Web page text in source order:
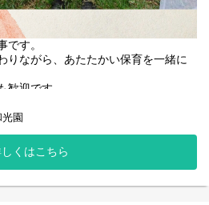
です。
りながら、あたたかい保育を一緒に
歓迎です。
チェ和光園
-6名 2歳-6名）
20:00 / 土曜日 7:00～18:00
園
くはこちら